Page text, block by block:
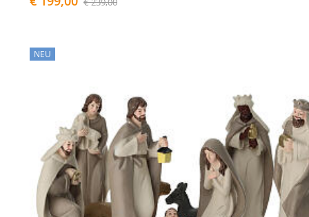
NEU